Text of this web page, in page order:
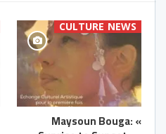
CULTURE NEWS
Maysoun Bouga: «